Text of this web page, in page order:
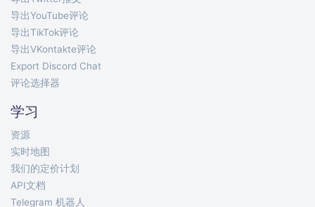
导出YouTube评论
导出TikTok评论
导出VKontakte评论
Export Discord Chat
评论选择器
学习
资源
实时地图
我们的定价计划
API文档
Telegram 机器人